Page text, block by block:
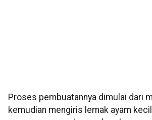
Proses pembuatannya dimulai dari
kemudian mengiris lemak ayam